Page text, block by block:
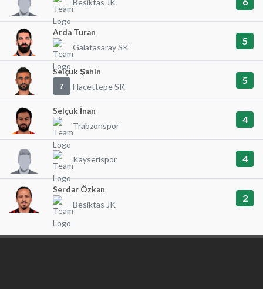
Arda Turan
Galatasaray SK
5
Selçuk Şahin
? Hacettepe SK
5
Selçuk İnan
Trabzonspor
4
Kayserispor 4
Serdar Özkan
Besiktas JK
2